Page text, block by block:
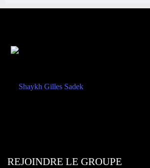
REJOINDRE LE GROUPE